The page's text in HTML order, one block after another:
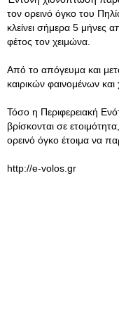
τον ορεινό όγκο του
κλείνει σήμερα 5 μήνες
φέτος τον χειμώνα.
Από το απόγευμα και
καιρικών φαινομένων και
Τόσο η Περιφερειακή
βρίσκονται σε
ορεινό όγκο έτοιμα να
http://e-volos.gr